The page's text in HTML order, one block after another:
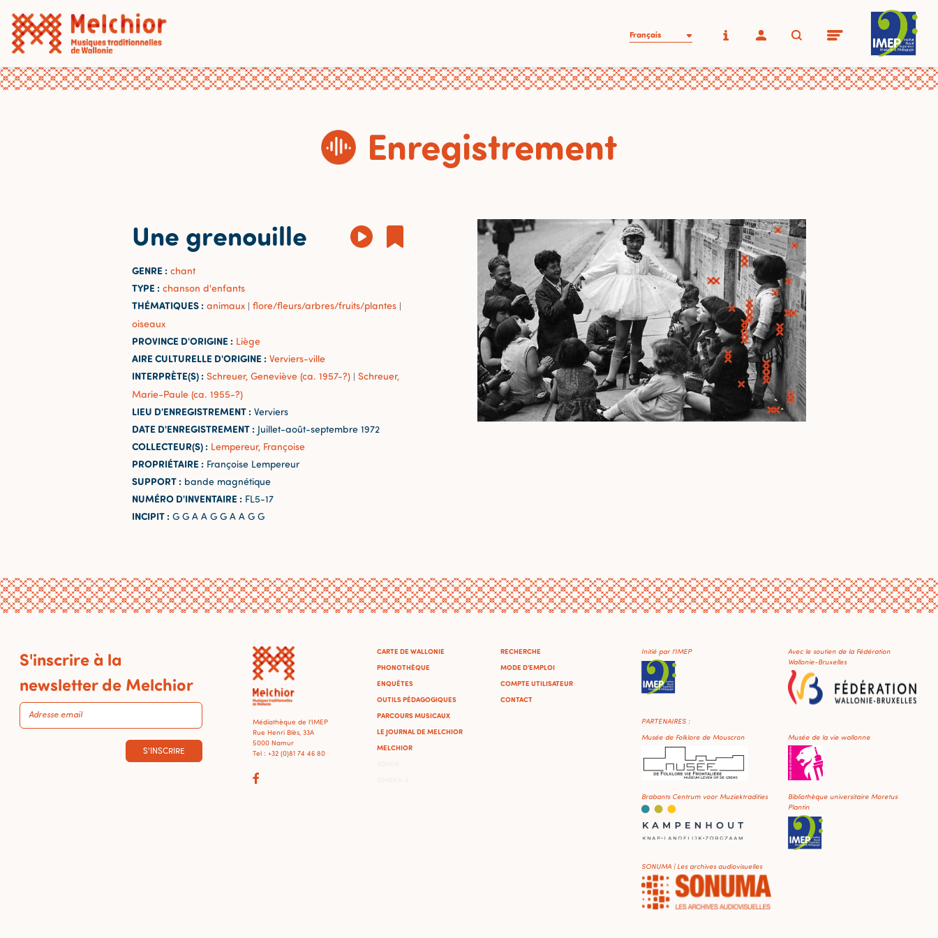
Français
Enregistrement
Une grenouille
GENRE : chant
TYPE : chanson d'enfants
THÉMATIQUES : animaux | flore/fleurs/arbres/fruits/plantes |
oiseaux
PROVINCE D'ORIGINE : Liège
AIRE CULTURELLE D'ORIGINE : Verviers-ville
INTERPRÈTE(S) : Schreuer, Geneviève (ca. 1957-?) | Schreuer,
Marie-Paule (ca. 1955-?)
LIEU D'ENREGISTREMENT : Verviers
DATE D'ENREGISTREMENT : Juillet-août-septembre 1972
COLLECTEUR(S) : Lempereur, Françoise
PROPRIÉTAIRE : Françoise Lempereur
SUPPORT : bande magnétique
NUMÉRO D'INVENTAIRE : FL5-17
INCIPIT : G G A A G G A A G G
S'inscrire à la
newsletter de Melchior
S'INSCRIRE
Médiathèque de l'IMEP
Rue Henri Blès, 33A
5000 Namur
Tel : +32 (0)81 74 46 80
CARTE DE WALLONIE
PHONOTHÈQUE
ENQUÊTES
OUTILS PÉDAGOGIQUES
PARCOURS MUSICAUX
LE JOURNAL DE MELCHIOR
MELCHIOR
RECHERCHE
MODE D'EMPLOI
COMPTE UTILISATEUR
CONTACT
Initié par l'IMEP
Avec le soutien de la Fédération
Wallonie-Bruxelles
PARTENAIRES :
Musée de Folklore de Mouscron
Musée de la vie wallonne
Brabants Centrum voor Muziektradities
Bibliothèque universitaire Moretus
Plantin
SONUMA | Les archives audiovisuelles